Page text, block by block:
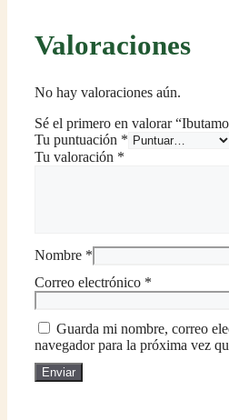
Valoraciones
No hay valoraciones aún.
Sé el primero en valorar
Tu puntuación *
Tu valoración *
Nombre *
Correo electrónico *
Guarda mi nombre, correo
navegador para la próxima vez